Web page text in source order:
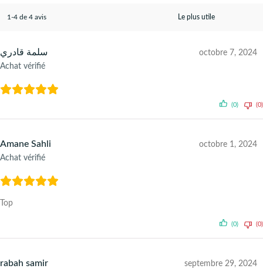
1-4 de 4 avis
سلمة قادري
Achat vérifié
octobre 7, 2024
(0) (0)
Amane Sahli
Achat vérifié
octobre 1, 2024
Top
(0) (0)
rabah samir septembre 29, 2024